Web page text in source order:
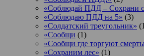
«Соблюдай ПДД – Сохрани
«Соблюдаю ПДД на 5» (3)
«Солдатский треугольник»
«Сообщи (1)
«Сообщи где торгуют
«Сохраним лес» (1)